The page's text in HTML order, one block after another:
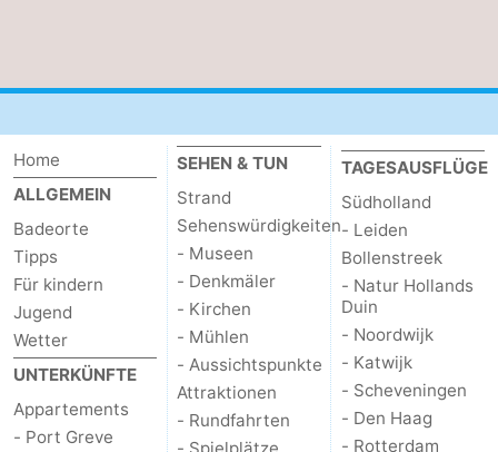
Forum
Route
-
Parken
Reisebuchshop
Medizin
Adressen
Region
-
Home
ALLGEMEIN
Badeorte
Tipps
Für kindern
Jugend
Wetter
UNTERKÜNFTE
Appartements
- Port Greve
SEHEN & TUN
Strand
Sehenswürdigkeiten
- Museen
- Denkmäler
- Kirchen
- Mühlen
- Aussichtspunkte
Attraktionen
- Rundfahrten
TAGESAUSFLÜGE
Südholland
- Leiden
Bollenstreek
- Natur Hollands
Duin
- Noordwijk
- Katwijk
- Scheveningen
- Den Haag
- Rotterdam